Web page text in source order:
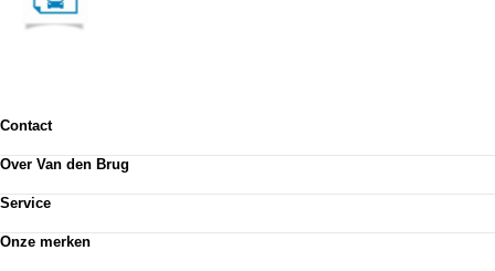
Contact
Vestigingen
Van den Brug account
Over Van den Brug
Over Van den Brug
Partnerships
Service
Pechhulp
Onze merken